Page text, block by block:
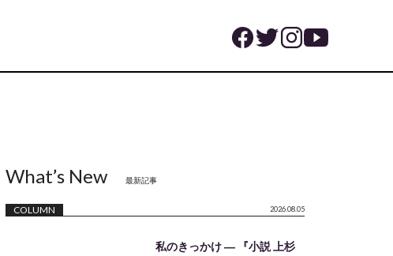
What’s New 最新記事
COLUMN 2026.08.05
私のきっかけ ― 『小説 上杉